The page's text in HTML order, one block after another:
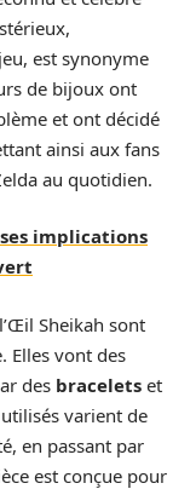
est synonyme
de bijoux ont
et ont décidé
ainsi aux fans
au quotidien.
implications
Sheikah sont
Elles vont des
des bracelets et
varient de
en passant par
est conçue pour